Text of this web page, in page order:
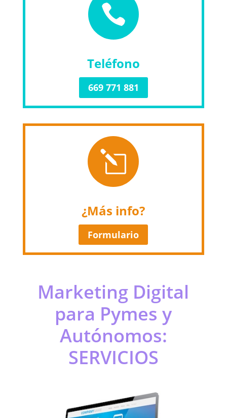

Teléfono
669 771 881
l
¿Más info?
Formulario
Marketing Digital
para Pymes y
Autónomos:
SERVICIOS